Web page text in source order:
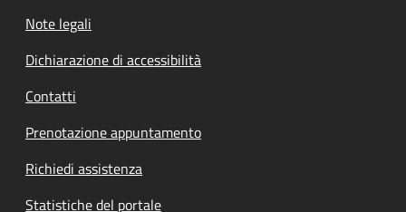
Note legali
Dichiarazione di accessibilità
Contatti
Prenotazione appuntamento
Richiedi assistenza
Statistiche del portale